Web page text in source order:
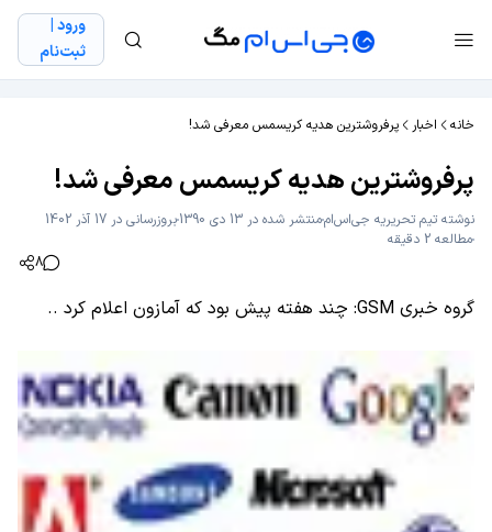
ورود |
ثبت‌نام
خانه اخبار پرفروشترین هدیه کریسمس معرفی شد!
پرفروشترین هدیه کریسمس معرفی شد!
نوشته تیم تحریریه جی‌اس‌اممنتشر شده در 13 دی 1390
بروزرسانی در 17 آذر 1402
مطالعه 2 دقیقه
8
گروه خبری GSM: چند هفته پیش بود که آمازون اعلام کرد ..